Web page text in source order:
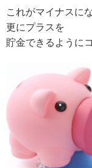
これがマイナスに
更にプラスを
貯金できるように